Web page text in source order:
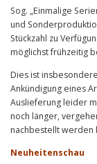
Sog. „Einmalige
und
Stückzahl zu
möglichst frühzeitig
Dies ist
Ankündigung eines
Auslieferung leider
noch länger,
nachbestellt werden
Neuheitenschau